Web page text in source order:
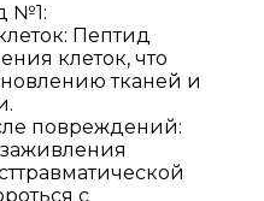
№1:
Пептид
клеток, что
тканей и
повреждений:
с